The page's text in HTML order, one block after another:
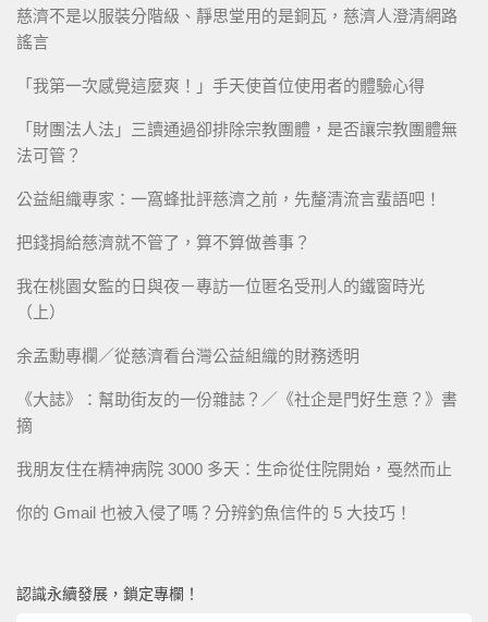
慈濟不是以服裝分階級、靜思堂用的是銅瓦，慈濟人澄清網路
謠言
「我第一次感覺這麼爽！」手天使首位使用者的體驗心得
「財團法人法」三讀通過卻排除宗教團體，是否讓宗教團體無
法可管？
公益組織專家：一窩蜂批評慈濟之前，先釐清流言蜚語吧！
把錢捐給慈濟就不管了，算不算做善事？
我在桃園女監的日與夜－專訪一位匿名受刑人的鐵窗時光
（上）
余孟勳專欄／從慈濟看台灣公益組織的財務透明
《大誌》：幫助街友的一份雜誌？／《社企是門好生意？》書
摘
我朋友住在精神病院 3000 多天：生命從住院開始，戞然而止
你的 Gmail 也被入侵了嗎？分辨釣魚信件的 5 大技巧！
認識永續發展，鎖定專欄！